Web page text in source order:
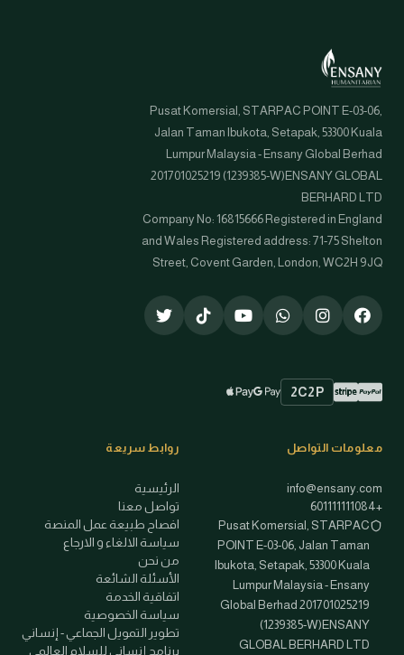
Pusat Komersial, STARPAC POINT E-03-06,
Jalan Taman Ibukota, Setapak, 53300 Kuala
Lumpur Malaysia - Ensany Global Berhad
201701025219 (1239385-W)ENSANY GLOBAL
BERHARD LTD
Company No: 16815666 Registered in England
and Wales Registered address: 71-75 Shelton
Street, Covent Garden, London, WC2H 9JQ
طرق الدفع المتاحة
PayPal
Stripe
2C2P
Google Pay
Apple Pay
معلومات التواصل
info@ensany.com
+601111111084
Pusat Komersial, STARPAC
POINT E-03-06, Jalan Taman
Ibukota, Setapak, 53300 Kuala
Lumpur Malaysia - Ensany
Global Berhad 201701025219
(1239385-W)ENSANY
GLOBAL BERHARD LTD
روابط سريعة
الرئيسية
تواصل معنا
افصاح طبيعة عمل المنصة
سياسة الالغاء و الارجاع
من نحن
الأسئلة الشائعة
اتفاقية الخدمة
سياسة الخصوصية
تطوير التمويل الجماعي - إنساني
برنامج إنساني للسلام العالمي